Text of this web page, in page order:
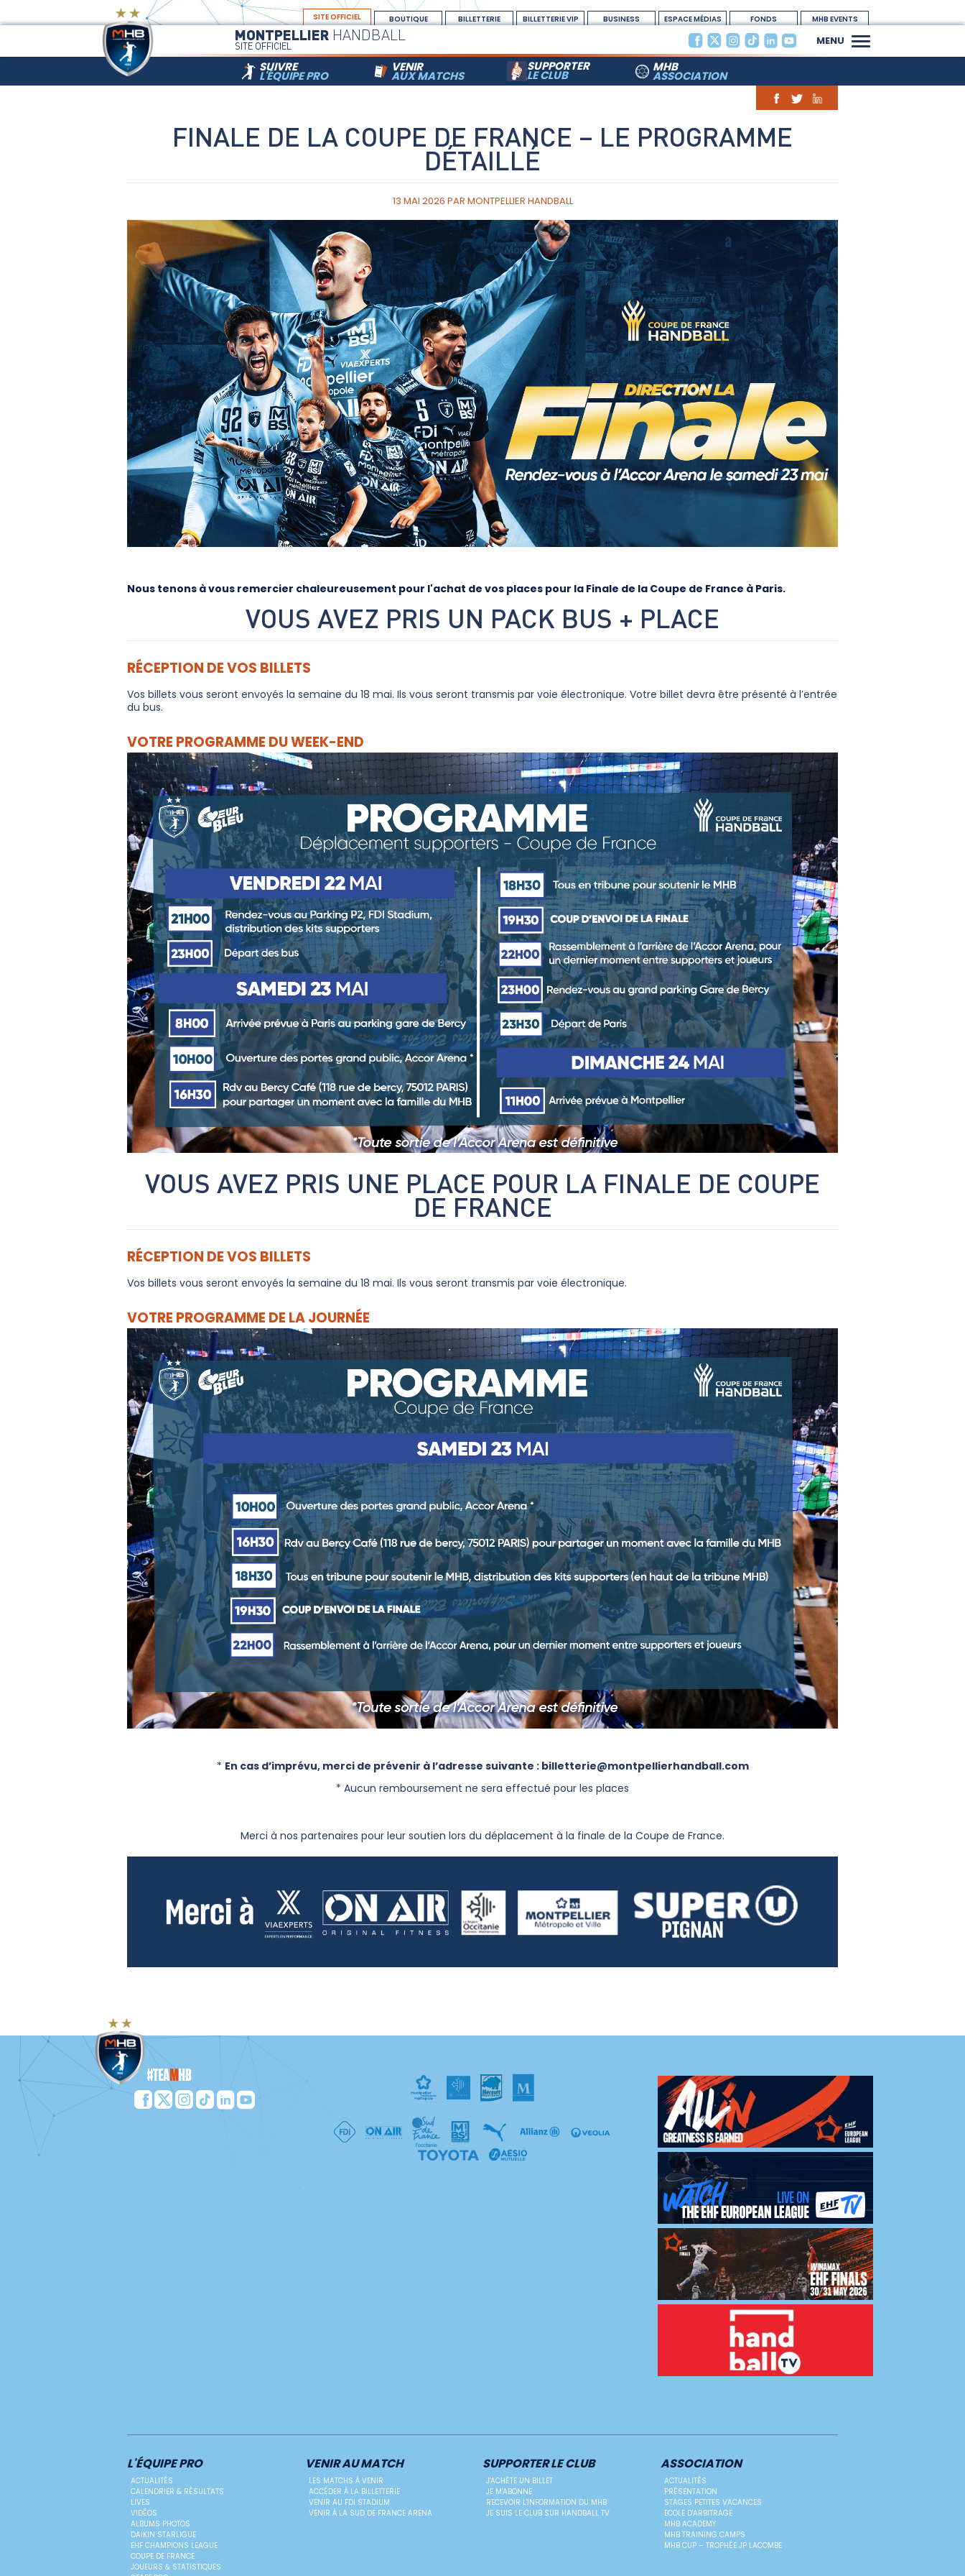
SITE OFFICIEL BOUTIQUE BILLETTERIE BILLETTERIE VIP BUSINESS ESPACE MÉDIAS
FONDS
DOTATION
MHB EVENTS
MONTPELLIER HANDBALL
SITE OFFICIEL MENU
SUIVRE
L'ÉQUIPE PRO
VENIR
AUX MATCHS
SUPPORTER
LE CLUB
MHB
ASSOCIATION
FINALE DE LA COUPE DE FRANCE – LE PROGRAMME
DÉTAILLÉ
13 MAI 2026 PAR MONTPELLIER HANDBALL
Nous tenons à vous remercier chaleureusement pour l'achat de vos places pour la Finale de la Coupe de France à Paris.
VOUS AVEZ PRIS UN PACK BUS + PLACE
RÉCEPTION DE VOS BILLETS
Vos billets vous seront envoyés la semaine du 18 mai. Ils vous seront transmis par voie électronique. Votre billet devra être présenté à l’entrée
du bus.
VOTRE PROGRAMME DU WEEK-END
VOUS AVEZ PRIS UNE PLACE POUR LA FINALE DE COUPE
DE FRANCE
RÉCEPTION DE VOS BILLETS
Vos billets vous seront envoyés la semaine du 18 mai. Ils vous seront transmis par voie électronique.
VOTRE PROGRAMME DE LA JOURNÉE
* En cas d’imprévu, merci de prévenir à l’adresse suivante : billetterie@montpellierhandball.com
* Aucun remboursement ne sera effectué pour les places
Merci à nos partenaires pour leur soutien lors du déplacement à la finale de la Coupe de France.
L'ÉQUIPE PRO
ACTUALITÉS
CALENDRIER & RÉSULTATS
LIVES
VIDÉOS
ALBUMS PHOTOS
DAIKIN STARLIGUE
EHF CHAMPIONS LEAGUE
COUPE DE FRANCE
JOUEURS & STATISTIQUES
VENIR AU MATCH
LES MATCHS À VENIR
ACCÉDER À LA BILLETTERIE
VENIR AU FDI STADIUM
VENIR À LA SUD DE FRANCE ARENA
SUPPORTER LE CLUB
J'ACHÈTE UN BILLET
JE M'ABONNE
RECEVOIR L'INFORMATION DU MHB
JE SUIS LE CLUB SUR HANDBALL TV
ASSOCIATION
ACTUALITÉS
PRÉSENTATION
STAGES PETITES VACANCES
ECOLE D'ARBITRAGE
MHB ACADEMY
MHB TRAINING CAMPS
MHB CUP – TROPHÉE JP LACOMBE